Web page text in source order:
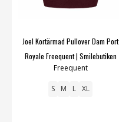
Joel Kortärmad Pullover Dam Port
Royale Freequent | Smilebutiken
Freequent
S M L XL